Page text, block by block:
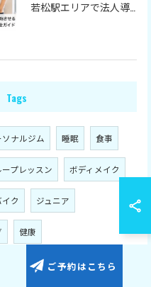
Tags
ソナルジム 睡眠 食事
ープレッスン ボディメイク
イク ジュニア
健康
ご予約はこちら